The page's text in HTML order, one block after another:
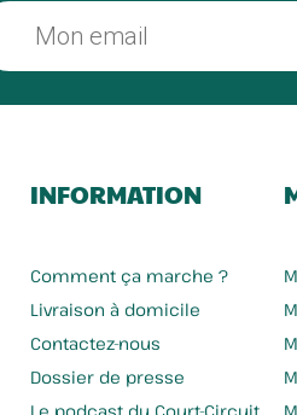
INFORMATION
Comment ça marche ?
Livraison à domicile
Contactez-nous
Dossier de presse